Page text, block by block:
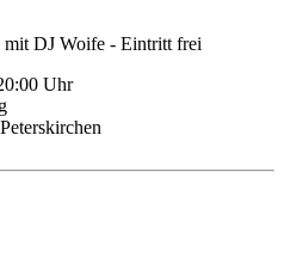
mit DJ Woife - Eintritt frei
Uhr